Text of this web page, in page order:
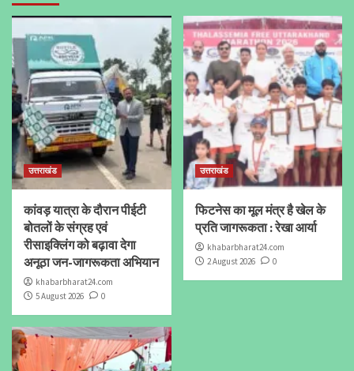
उत्तराखंड
कांवड़ यात्रा के दौरान पीईटी
बोतलों के संग्रह एवं
रीसाइक्लिंग को बढ़ावा देगा
अनूठा जन-जागरूकता अभियान
khabarbharat24.com
5 August 2026
0
उत्तराखंड
फिटनेस का मूल मंत्र है खेल के
प्रति जागरूकता : रेखा आर्या
khabarbharat24.com
2 August 2026
0